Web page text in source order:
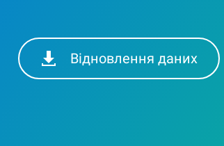
Відновлення даних